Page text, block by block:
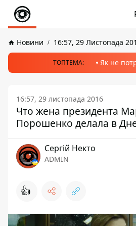
Новини 16:57, 29 Листопада
ТОПТЕМА: Як не
16:57, 29 листопада 2016
Что жена президента
Порошенко делала в
Сергій Некто
ADMIN
👍